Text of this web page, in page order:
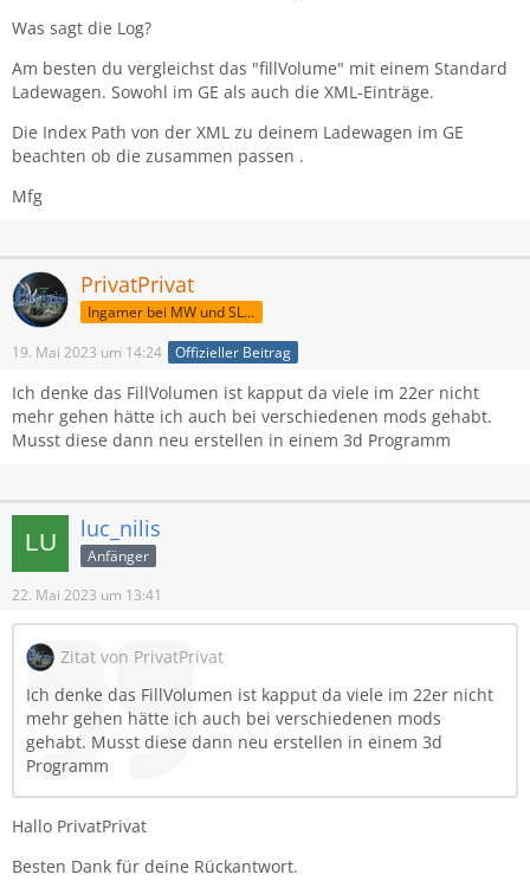
Was sagt die Log?
Am besten du vergleichst das "fillVolume" mit einem Standard
Ladewagen. Sowohl im GE als auch die XML-Einträge.
Die Index Path von der XML zu deinem Ladewagen im GE
beachten ob die zusammen passen .
Mfg
PrivatPrivat
Ingamer bei MW und SLM
19. Mai 2023 um 14:24 Offizieller Beitrag
Ich denke das FillVolumen ist kapput da viele im 22er nicht
mehr gehen hätte ich auch bei verschiedenen mods gehabt.
Musst diese dann neu erstellen in einem 3d Programm
luc_nilis
Anfänger
22. Mai 2023 um 13:41
Zitat von PrivatPrivat
Ich denke das FillVolumen ist kapput da viele im 22er nicht
mehr gehen hätte ich auch bei verschiedenen mods
gehabt. Musst diese dann neu erstellen in einem 3d
Programm
Hallo PrivatPrivat
Besten Dank für deine Rückantwort.